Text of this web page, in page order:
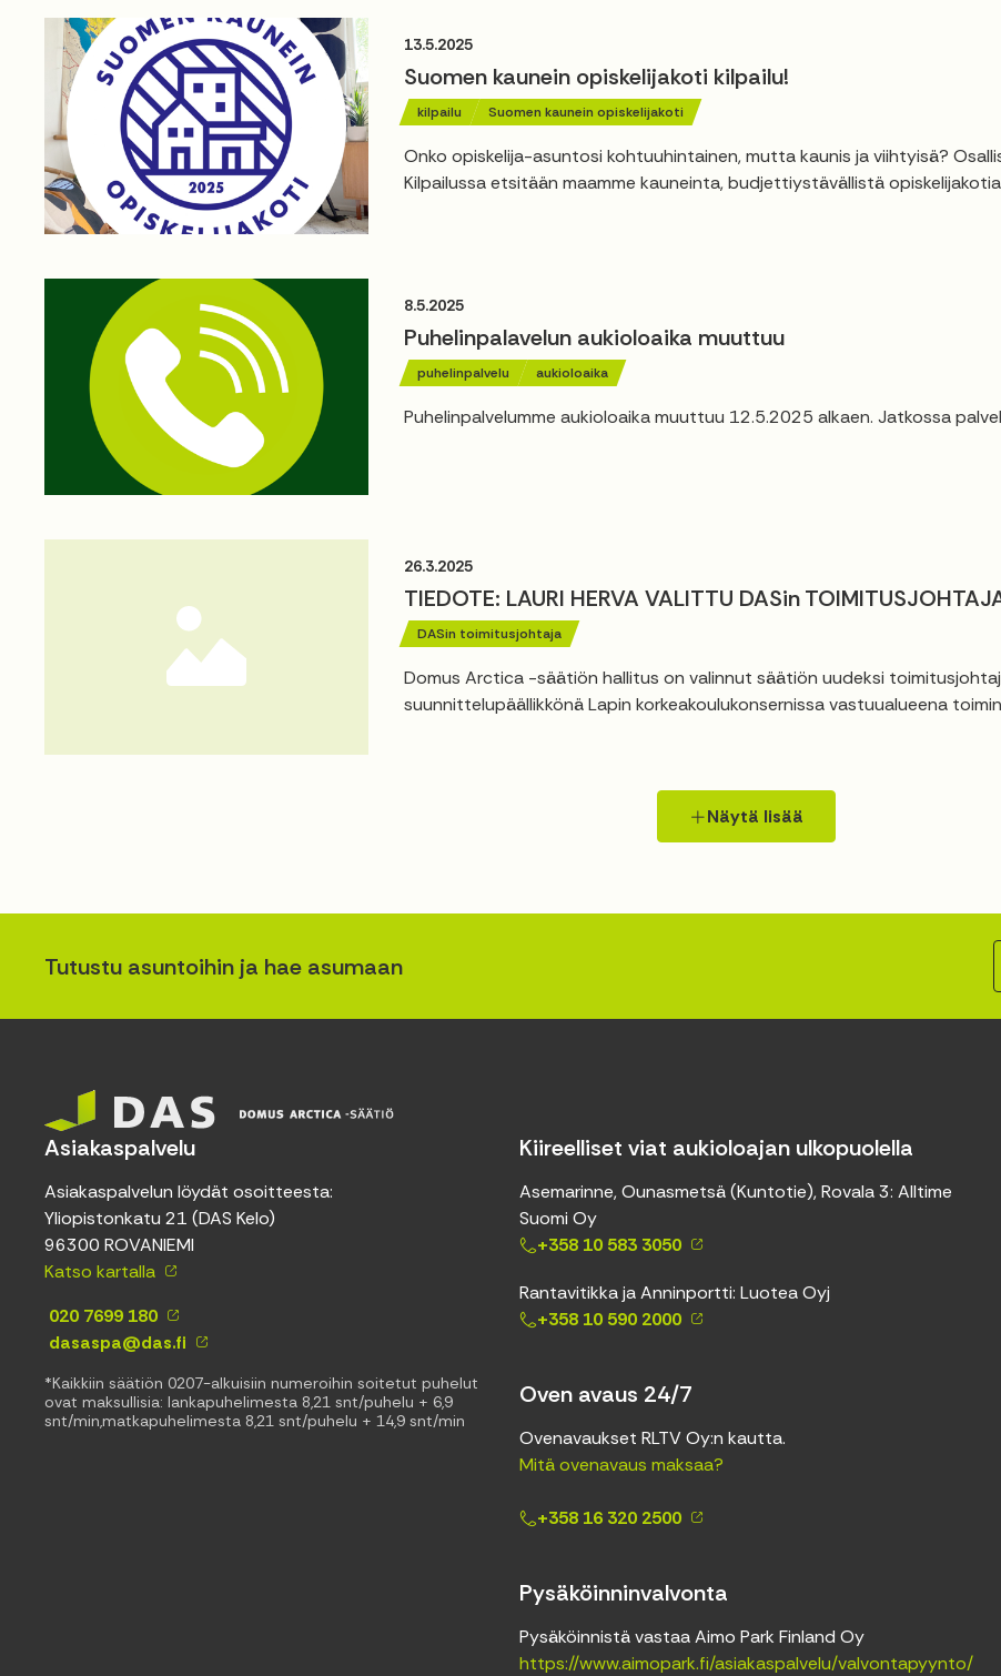
13.5.2025
Suomen kaunein opiskelijakoti kilpailu!
kilpailu Suomen kaunein opiskelijakoti
Onko opiskelija-asuntosi kohtuuhintainen, mutta kaunis ja viihtyisä?
Kilpailussa etsitään maamme kauneinta, budjettiystävällistä
8.5.2025
Puhelinpalavelun aukioloaika muuttuu
puhelinpalvelu aukioloaika
Puhelinpalvelumme aukioloaika muuttuu 12.5.2025 alkaen. Jatkossa
26.3.2025
TIEDOTE: LAURI HERVA VALITTU DASin
DASin toimitusjohtaja
Domus Arctica -säätiön hallitus on valinnut säätiön uudeksi
suunnittelupäällikkönä Lapin korkeakoulukonsernissa vastuualueena
Näytä lisää
Tutustu asuntoihin ja hae asumaan
Asiakaspalvelu
Asiakaspalvelun löydät osoitteesta:
Yliopistonkatu 21 (DAS Kelo)
96300 ROVANIEMI
Katso kartalla
020 7699 180
dasaspa@das.fi
*Kaikkiin säätiön 0207-alkuisiin numeroihin soitetut puhelut
ovat maksullisia: lankapuhelimesta 8,21 snt/puhelu + 6,9
snt/min,matkapuhelimesta 8,21 snt/puhelu + 14,9 snt/min
Kiireelliset viat aukioloajan ulkopuolella
Asemarinne, Ounasmetsä (Kuntotie), Rovala 3: Alltime
Suomi Oy
+358 10 583 3050
Rantavitikka ja Anninportti: Luotea Oyj
+358 10 590 2000
Oven avaus 24/7
Ovenavaukset RLTV Oy:n kautta.
Mitä ovenavaus maksaa?
+358 16 320 2500
Pysäköinninvalvonta
Pysäköinnistä vastaa Aimo Park Finland Oy
https://www.aimopark.fi/asiakaspalvelu/valvontapyynto/